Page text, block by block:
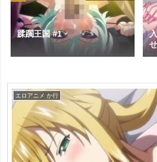
蹂躙王国 #1
エロアニメ か行